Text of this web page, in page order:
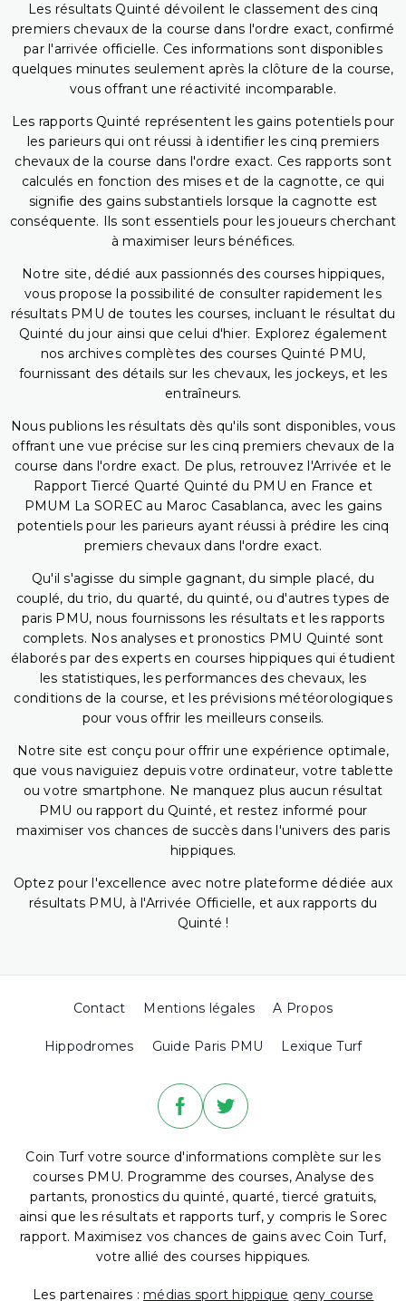
Les résultats Quinté dévoilent le classement des cinq
premiers chevaux de la course dans l'ordre exact, confirmé
par l'arrivée officielle. Ces informations sont disponibles
quelques minutes seulement après la clôture de la course,
vous offrant une réactivité incomparable.
Les rapports Quinté représentent les gains potentiels pour
les parieurs qui ont réussi à identifier les cinq premiers
chevaux de la course dans l'ordre exact. Ces rapports sont
calculés en fonction des mises et de la cagnotte, ce qui
signifie des gains substantiels lorsque la cagnotte est
conséquente. Ils sont essentiels pour les joueurs cherchant
à maximiser leurs bénéfices.
Notre site, dédié aux passionnés des courses hippiques,
vous propose la possibilité de consulter rapidement les
résultats PMU de toutes les courses, incluant le résultat du
Quinté du jour ainsi que celui d'hier. Explorez également
nos archives complètes des courses Quinté PMU,
fournissant des détails sur les chevaux, les jockeys, et les
entraîneurs.
Nous publions les résultats dès qu'ils sont disponibles, vous
offrant une vue précise sur les cinq premiers chevaux de la
course dans l'ordre exact. De plus, retrouvez l'Arrivée et le
Rapport Tiercé Quarté Quinté du PMU en France et
PMUM La SOREC au Maroc Casablanca, avec les gains
potentiels pour les parieurs ayant réussi à prédire les cinq
premiers chevaux dans l'ordre exact.
Qu'il s'agisse du simple gagnant, du simple placé, du
couplé, du trio, du quarté, du quinté, ou d'autres types de
paris PMU, nous fournissons les résultats et les rapports
complets. Nos analyses et pronostics PMU Quinté sont
élaborés par des experts en courses hippiques qui étudient
les statistiques, les performances des chevaux, les
conditions de la course, et les prévisions météorologiques
pour vous offrir les meilleurs conseils.
Notre site est conçu pour offrir une expérience optimale,
que vous naviguiez depuis votre ordinateur, votre tablette
ou votre smartphone. Ne manquez plus aucun résultat
PMU ou rapport du Quinté, et restez informé pour
maximiser vos chances de succès dans l'univers des paris
hippiques.
Optez pour l'excellence avec notre plateforme dédiée aux
résultats PMU, à l'Arrivée Officielle, et aux rapports du
Quinté !
Contact Mentions légales A Propos
Hippodromes Guide Paris PMU Lexique Turf
Coin Turf votre source d'informations complète sur les
courses PMU. Programme des courses, Analyse des
partants, pronostics du quinté, quarté, tiercé gratuits,
ainsi que les résultats et rapports turf, y compris le Sorec
rapport. Maximisez vos chances de gains avec Coin Turf,
votre allié des courses hippiques.
Les partenaires : médias sport hippique geny course